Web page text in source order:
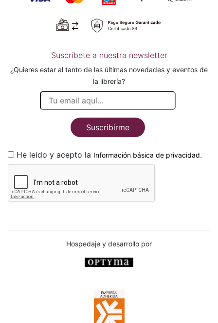
Suscríbete a nuestra newsletter
¿Quieres estar al tanto de las últimas novedades y eventos de
la librería?
Suscribirme
He leido y acepto la Información básica de privacidad.
Hospedaje y desarrollo por